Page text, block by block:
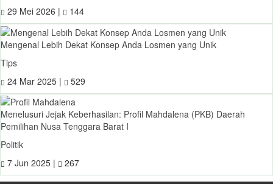
29 Mei 2026 |
144
Mengenal Lebih Dekat Konsep Anda Losmen yang Unik
Tips
24 Mar 2025 |
529
Menelusuri Jejak Keberhasilan: Profil Mahdalena (PKB) Daerah
Pemilihan Nusa Tenggara Barat I
Politik
7 Jun 2025 |
267